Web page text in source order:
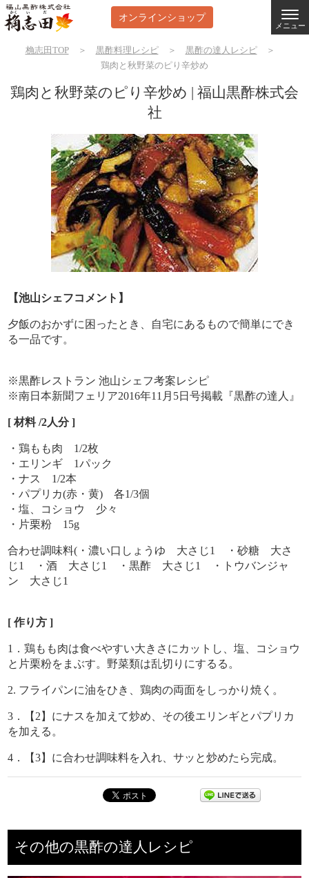
オンラインショップ
メニュー
桷志田TOP＞ 黒酢料理レシピ＞ 黒酢の達人レシピ＞
鶏肉と秋野菜のピり辛炒め
鶏肉と秋野菜のピり辛炒め | 福山黒酢株式会
社
【池山シェフコメント】
夕飯のおかずに困ったとき、自宅にあるもので簡単にでき
る一品です。
※黒酢レストラン 池山シェフ考案レシピ
※南日本新聞フェリア2016年11月5日号掲載『黒酢の達人』
[ 材料 /2人分 ]
・鶏もも肉 1/2枚
・エリンギ 1パック
・ナス 1/2本
・パプリカ(赤・黄) 各1/3個
・塩、コショウ 少々
・片栗粉 15g
合わせ調味料(・濃い口しょうゆ 大さじ1 ・砂糖 大さ
じ1 ・酒 大さじ1 ・黒酢 大さじ1 ・トウバンジャ
ン 大さじ1
[ 作り方 ]
1．鶏もも肉は食べやすい大きさにカットし、塩、コショウ
と片栗粉をまぶす。野菜類は乱切りにするる。
2. フライパンに油をひき、鶏肉の両面をしっかり焼く。
3．【2】にナスを加えて炒め、その後エリンギとパプリカ
を加える。
4．【3】に合わせ調味料を入れ、サッと炒めたら完成。
その他の黒酢の達人レシピ